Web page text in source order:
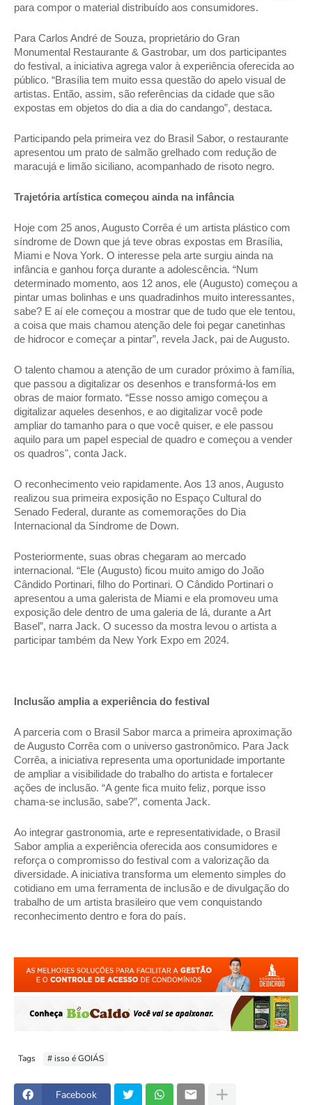
para compor o material distribuído aos consumidores.
Para Carlos André de Souza, proprietário do Gran
Monumental Restaurante & Gastrobar, um dos participantes
do festival, a iniciativa agrega valor à experiência oferecida ao
público. “Brasília tem muito essa questão do apelo visual de
artistas. Então, assim, são referências da cidade que são
expostas em objetos do dia a dia do candango”, destaca.
Participando pela primeira vez do Brasil Sabor, o restaurante
apresentou um prato de salmão grelhado com redução de
maracujá e limão siciliano, acompanhado de risoto negro.
Trajetória artística começou ainda na infância
Hoje com 25 anos, Augusto Corrêa é um artista plástico com
síndrome de Down que já teve obras expostas em Brasília,
Miami e Nova York. O interesse pela arte surgiu ainda na
infância e ganhou força durante a adolescência. “Num
determinado momento, aos 12 anos, ele (Augusto) começou a
pintar umas bolinhas e uns quadradinhos muito interessantes,
sabe? E aí ele começou a mostrar que de tudo que ele tentou,
a coisa que mais chamou atenção dele foi pegar canetinhas
de hidrocor e começar a pintar”, revela Jack, pai de Augusto.
O talento chamou a atenção de um curador próximo à família,
que passou a digitalizar os desenhos e transformá-los em
obras de maior formato. “Esse nosso amigo começou a
digitalizar aqueles desenhos, e ao digitalizar você pode
ampliar do tamanho para o que você quiser, e ele passou
aquilo para um papel especial de quadro e começou a vender
os quadros", conta Jack.
O reconhecimento veio rapidamente. Aos 13 anos, Augusto
realizou sua primeira exposição no Espaço Cultural do
Senado Federal, durante as comemorações do Dia
Internacional da Síndrome de Down.
Posteriormente, suas obras chegaram ao mercado
internacional. “Ele (Augusto) ficou muito amigo do João
Cândido Portinari, filho do Portinari. O Cândido Portinari o
apresentou a uma galerista de Miami e ela promoveu uma
exposição dele dentro de uma galeria de lá, durante a Art
Basel”, narra Jack. O sucesso da mostra levou o artista a
participar também da New York Expo em 2024.
Inclusão amplia a experiência do festival
A parceria com o Brasil Sabor marca a primeira aproximação
de Augusto Corrêa com o universo gastronômico. Para Jack
Corrêa, a iniciativa representa uma oportunidade importante
de ampliar a visibilidade do trabalho do artista e fortalecer
ações de inclusão. “A gente fica muito feliz, porque isso
chama-se inclusão, sabe?”, comenta Jack.
Ao integrar gastronomia, arte e representatividade, o Brasil
Sabor amplia a experiência oferecida aos consumidores e
reforça o compromisso do festival com a valorização da
diversidade. A iniciativa transforma um elemento simples do
cotidiano em uma ferramenta de inclusão e de divulgação do
trabalho de um artista brasileiro que vem conquistando
reconhecimento dentro e fora do país.
Tags # isso é GOIÁS
Facebook